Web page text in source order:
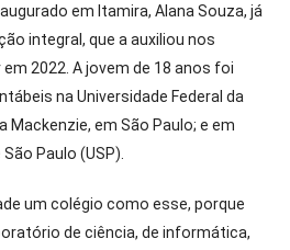
em Itamira, Alana Souza, já
integral, que a auxiliou nos
2022. A jovem de 18 anos foi
na Universidade Federal da
Mackenzie, em São Paulo; e em
Paulo (USP).
um colégio como esse, porque
de ciência, de informática,